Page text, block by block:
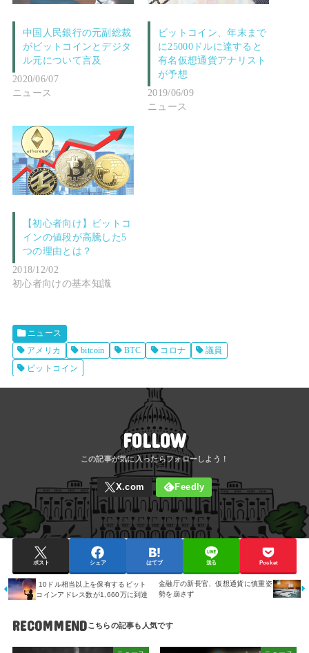
中国人民銀行の元副総裁
がビットコインとデジタ
ル元について言及
2020/06/07
ニュース
ビットコイン、年末まで
に25000ドルに達すると
有名仮想通貨アナリスト
が予想
2019/06/09
ニュース
【初心者向け】ビットコ
インの値段が高騰した5
つの理由とは？
2018/12/02
初心者向けの基本知識
ニュース
アメリカ
bitcoin BTC コロナ
議員
ビットコイン
FOLLOW
ポスト シェア はてブ 送る Pocket
10ドル相当以上を保有するビット
コインアドレス数が1,660万に到達
金融庁の新長官、仮想通貨に慎重姿
勢を崩さず
RECOMMEND